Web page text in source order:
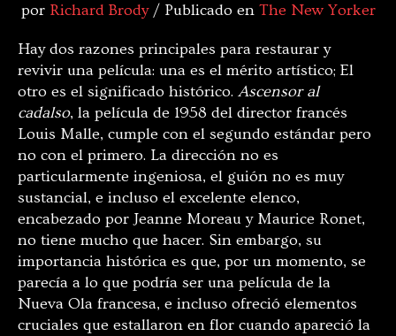
por Richard Brody / Publicado en The New Yorker
Hay dos razones principales para restaurar y
revivir una película: una es el mérito artístico; El
otro es el significado histórico. Ascensor al
cadalso, la película de 1958 del director francés
Louis Malle, cumple con el segundo estándar pero
no con el primero. La dirección no es
particularmente ingeniosa, el guión no es muy
sustancial, e incluso el excelente elenco,
encabezado por Jeanne Moreau y Maurice Ronet,
no tiene mucho que hacer. Sin embargo, su
importancia histórica es que, por un momento, se
parecía a lo que podría ser una película de la
Nueva Ola francesa, e incluso ofreció elementos
cruciales que estallaron en flor cuando apareció la